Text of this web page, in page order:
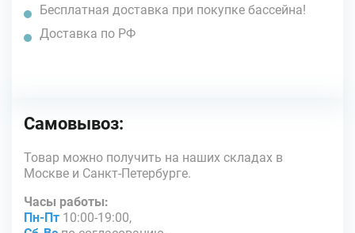
Бесплатная доставка при покупке бассейна!
Доставка по РФ
Самовывоз:
Товар можно получить на наших складах в
Москве и Санкт-Петербурге.
Часы работы:
Пн-Пт 10:00-19:00,